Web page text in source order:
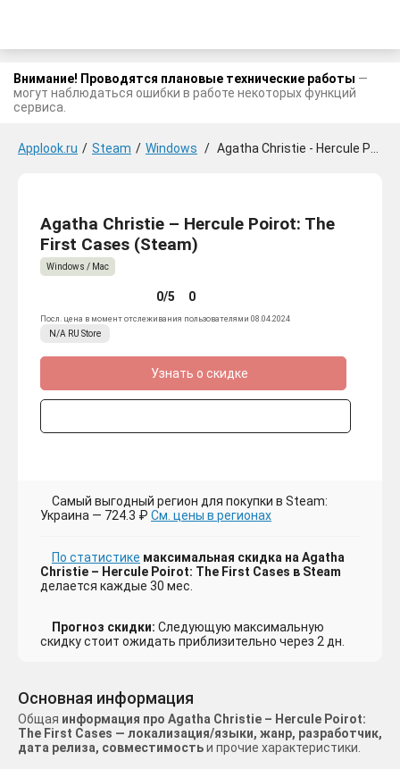
Внимание! Проводятся плановые технические работы —
могут наблюдаться ошибки в работе некоторых функций
сервиса.
Applook.ru / Steam / Windows / Agatha Christie - Hercule Poirot: The First Cases
Agatha Christie – Hercule Poirot: The
First Cases (Steam)
Windows / Mac
0/5 0
Посл. цена в момент отслеживания пользователями 08.04.2024
N/A RU Store
Узнать о скидке
Самый выгодный регион для покупки в Steam:
Украина — 724.3 ₽ См. цены в регионах
По статистике максимальная скидка на Agatha
Christie – Hercule Poirot: The First Cases в Steam
делается каждые 30 мес.
Прогноз скидки: Следующую максимальную
скидку стоит ожидать приблизительно через 2 дн.
Основная информация
Общая информация про Agatha Christie – Hercule Poirot:
The First Cases — локализация/языки, жанр, разработчик,
дата релиза, совместимостьи прочие характеристики.